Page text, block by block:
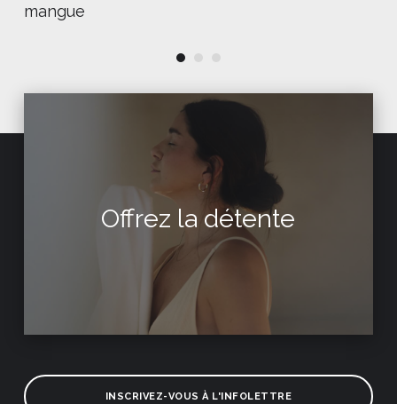
mangue
Offrez la détente
INSCRIVEZ-VOUS À L'INFOLETTRE